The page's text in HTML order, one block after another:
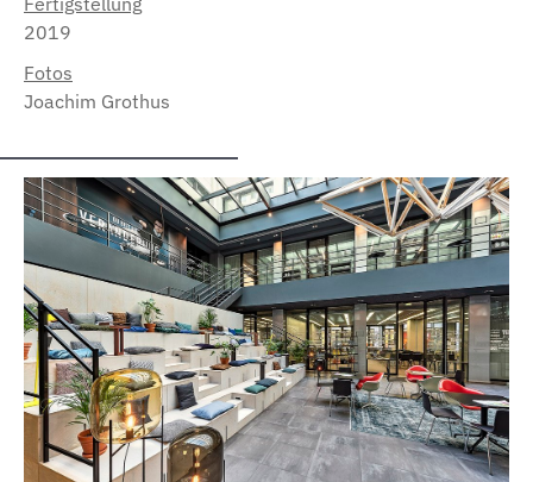
2019
Fotos
Joachim Grothus